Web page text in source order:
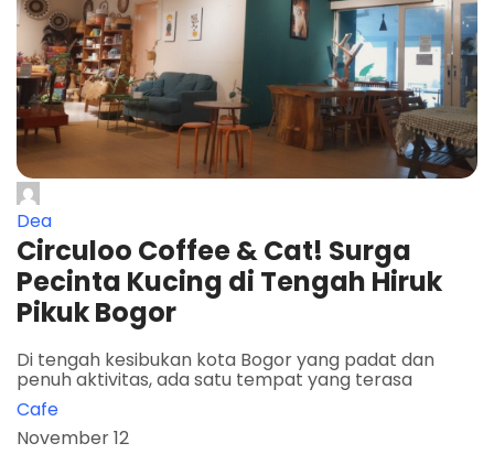
Dea
Circuloo Coffee & Cat! Surga
Pecinta Kucing di Tengah Hiruk
Pikuk Bogor
Di tengah kesibukan kota Bogor yang padat dan
penuh aktivitas, ada satu tempat yang terasa
Cafe
November 12